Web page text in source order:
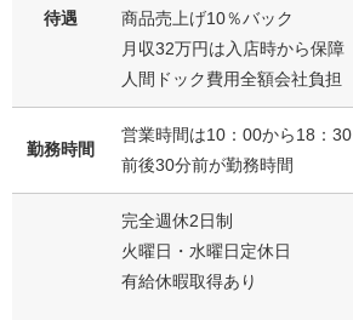
待遇
商品売上げ10％バック
月収32万円は入店時から保障
人間ドック費用全額会社負担
勤務時間
営業時間は10：00から18：30
前後30分前が勤務時間
完全週休2日制
火曜日・水曜日定休日
有給休暇取得あり